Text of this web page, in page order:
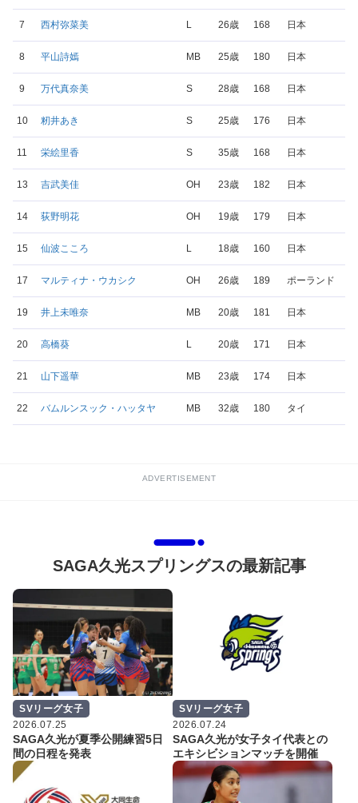
7 西村弥菜美 L 26歳 168 日本
8 平山詩嫣 MB 25歳 180 日本
9 万代真奈美 S 28歳 168 日本
10 籾井あき S 25歳 176 日本
11 栄絵里香 S 35歳 168 日本
13 吉武美佳 OH 23歳 182 日本
14 荻野明花 OH 19歳 179 日本
15 仙波こころ L 18歳 160 日本
17 マルティナ・ウカシク OH 26歳 189 ポーランド
19 井上未唯奈 MB 20歳 181 日本
20 高橋葵 L 20歳 171 日本
21 山下遥華 MB 23歳 174 日本
22 バムルンスック・ハッタヤ MB 32歳 180 タイ
ADVERTISEMENT
SAGA久光スプリングスの最新記事
SVリーグ女子
2026.07.25
SAGA久光が夏季公開練習5日
間の日程を発表
SVリーグ女子
2026.07.24
SAGA久光が女子タイ代表との
エキシビションマッチを開催